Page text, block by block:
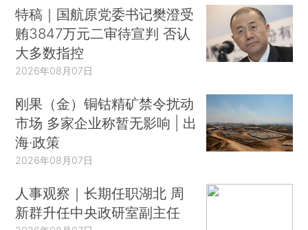
特稿｜国航原党委书记樊澄受
贿3847万元二审待宣判 否认
大多数指控
2026年08月07日
刚果（金）铜钴精矿禁令扰动
市场 多家企业称暂无影响 | 出
海·政策
2026年08月07日
人事观察｜长期任职湖北 周
新群升任中央政研室副主任